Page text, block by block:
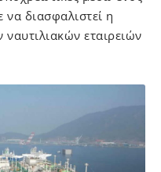
διασφαλιστεί η
εταιρειών